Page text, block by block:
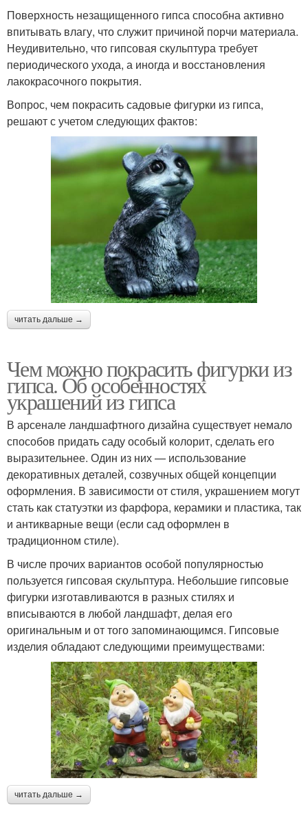
Поверхность незащищенного гипса способна активно
впитывать влагу, что служит причиной порчи материала.
Неудивительно, что гипсовая скульптура требует
периодического ухода, а иногда и восстановления
лакокрасочного покрытия.
Вопрос, чем покрасить садовые фигурки из гипса,
решают с учетом следующих фактов:
читать дальше →
Чем можно покрасить фигурки из
гипса. Об особенностях
украшений из гипса
В арсенале ландшафтного дизайна существует немало
способов придать саду особый колорит, сделать его
выразительнее. Один из них — использование
декоративных деталей, созвучных общей концепции
оформления. В зависимости от стиля, украшением могут
стать как статуэтки из фарфора, керамики и пластика, так
и антикварные вещи (если сад оформлен в
традиционном стиле).
В числе прочих вариантов особой популярностью
пользуется гипсовая скульптура. Небольшие гипсовые
фигурки изготавливаются в разных стилях и
вписываются в любой ландшафт, делая его
оригинальным и от того запоминающимся. Гипсовые
изделия обладают следующими преимуществами:
читать дальше →